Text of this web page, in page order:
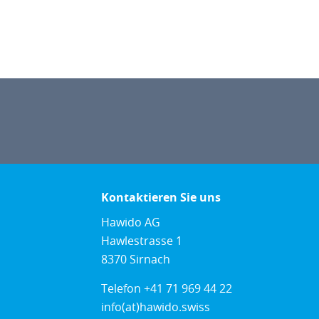
Kontaktieren Sie uns
Hawido AG
Hawlestrasse 1
8370 Sirnach
Telefon +41 71 969 44 22
info(at)hawido.swiss